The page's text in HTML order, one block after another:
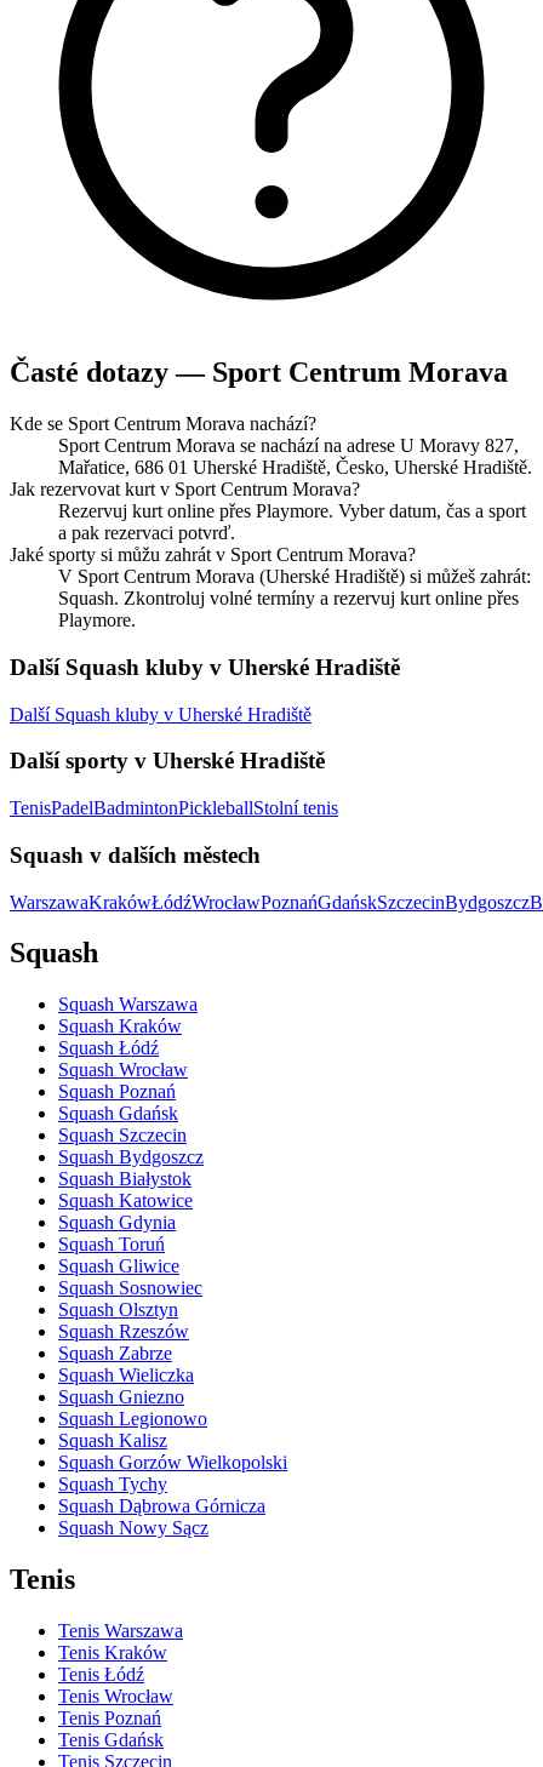
Časté dotazy — Sport Centrum Morava
Kde se Sport Centrum Morava nachází?
Sport Centrum Morava se nachází na adrese U Moravy 827,
Mařatice, 686 01 Uherské Hradiště, Česko, Uherské Hradiště.
Jak rezervovat kurt v Sport Centrum Morava?
Rezervuj kurt online přes Playmore. Vyber datum, čas a sport
a pak rezervaci potvrď.
Jaké sporty si můžu zahrát v Sport Centrum Morava?
V Sport Centrum Morava (Uherské Hradiště) si můžeš zahrát:
Squash. Zkontroluj volné termíny a rezervuj kurt online přes
Playmore.
Další Squash kluby v Uherské Hradiště
Další Squash kluby v Uherské Hradiště
Další sporty v Uherské Hradiště
TenisPadelBadmintonPickleballStolní tenis
Squash v dalších městech
WarszawaKrakówŁódźWrocławPoznańGdańskSzczecinBydgoszcz
Squash
Squash Warszawa
Squash Kraków
Squash Łódź
Squash Wrocław
Squash Poznań
Squash Gdańsk
Squash Szczecin
Squash Bydgoszcz
Squash Białystok
Squash Katowice
Squash Gdynia
Squash Toruń
Squash Gliwice
Squash Sosnowiec
Squash Olsztyn
Squash Rzeszów
Squash Zabrze
Squash Wieliczka
Squash Gniezno
Squash Legionowo
Squash Kalisz
Squash Gorzów Wielkopolski
Squash Tychy
Squash Dąbrowa Górnicza
Squash Nowy Sącz
Tenis
Tenis Warszawa
Tenis Kraków
Tenis Łódź
Tenis Wrocław
Tenis Poznań
Tenis Gdańsk
Tenis Szczecin